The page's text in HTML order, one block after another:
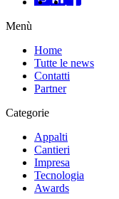
Menù
Home
Tutte le news
Contatti
Partner
Categorie
Appalti
Cantieri
Impresa
Tecnologia
Awards